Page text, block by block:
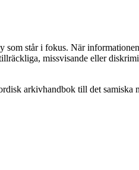
som står i fokus. När
missvisande eller
arkivhandbok till det samiska